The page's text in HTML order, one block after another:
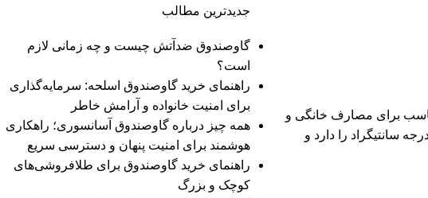
۴۲ کیلوگرمی گاوصندوقی کوچک مناسب برای مصارف خانگی و
اداری مانند قرار دادن پول دسته چک و سند می باشد این گاوصندوق قابلیت یک ساعت مقاومت در برابر گرمای ۱۰۰۰ درجه سانتیگراد را دارد و
جدیدترین مطالب
گاوصندوق ضدآتش چیست و چه زمانی لازم
است؟
راهنمای خرید گاوصندوق اسلحه: سرمایه‌گذاری
برای امنیت خانواده و آرامش خاطر
همه چیز درباره گاوصندوق آسانسوری؛ راهکاری
هوشمند برای امنیت پنهان و دسترسی سریع
راهنمای خرید گاوصندوق برای طلافروشی‌های
کوچک و بزرگ